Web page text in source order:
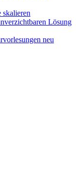
Lösung
neu